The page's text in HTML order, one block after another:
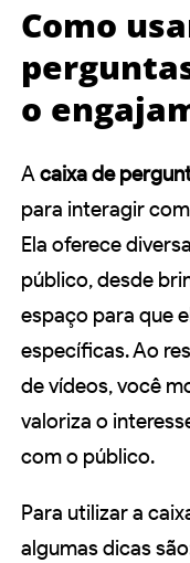
Como
o
Acaixa de
para interagir
Ela oferece
público, desde
espaço para que
específicas. Ao
de vídeos, você
valoriza o
com o público.
Para utilizar a
algumas dicas